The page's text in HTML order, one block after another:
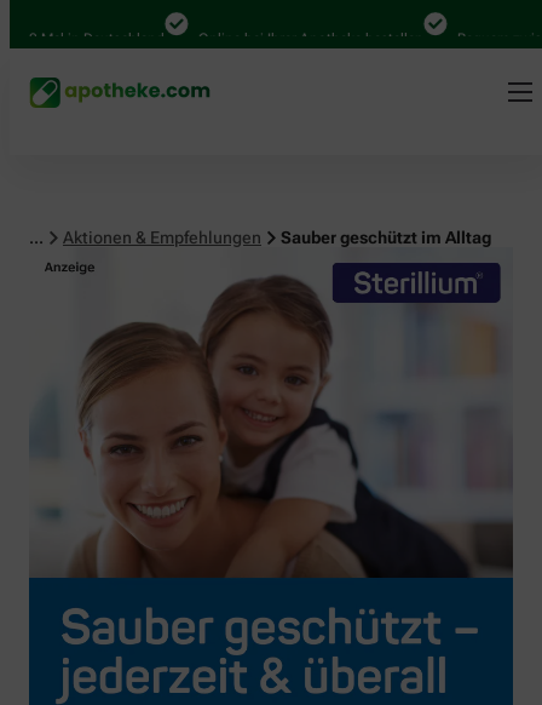
in Deutschland Online bei Ihrer Apotheke bestellen Bequem
... Aktionen & Empfehlungen Sauber geschützt im Alltag